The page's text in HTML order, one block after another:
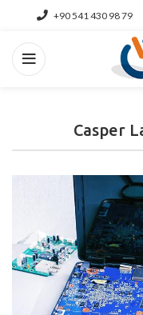
+90 541 430 98 79
Casper